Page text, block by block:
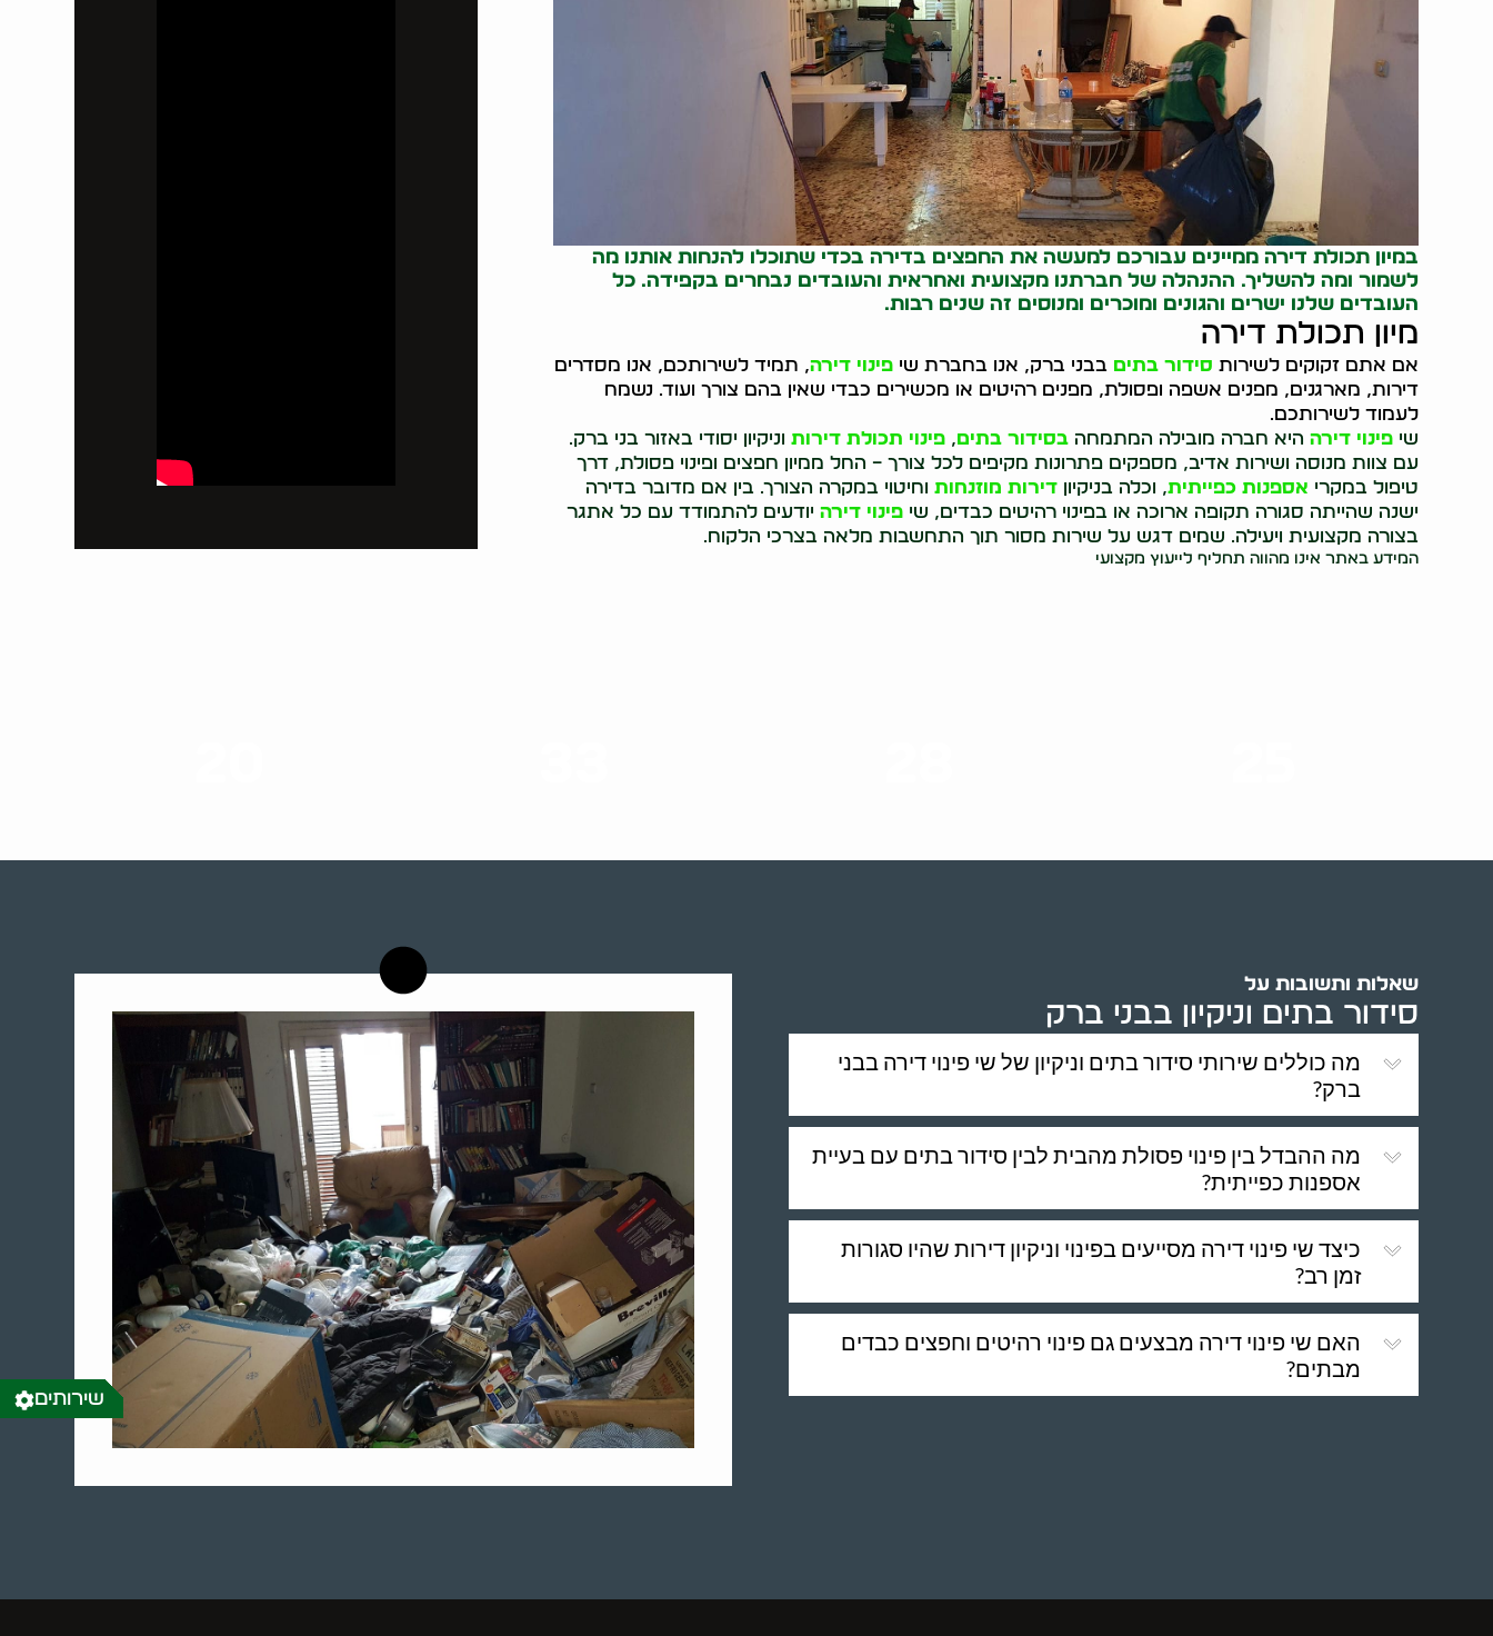
במיון תכולת דירה ממיינים עבורכם למעשה את החפצים בדירה בכדי שתוכלו להנחות אותנו מה
לשמור ומה להשליך. ההנהלה של חברתנו מקצועית ואחראית והעובדים נבחרים בקפידה. כל
העובדים שלנו ישרים והגונים ומוכרים ומנוסים זה שנים רבות.
מיון תכולת דירה
אם אתם זקוקים לשירות סידור בתים בבני ברק, אנו בחברת שיפינוי דירה, תמיד לשירותכם, אנו מסדרים
דירות, מארגנים, מפנים אשפה ופסולת, מפנים רהיטים או מכשירים כבדי שאין בהם צורך ועוד. נשמח
לעמוד לשירותכם.
שיפינוי דירה היא חברה מובילה המתמחהבסידור בתים,פינוי תכולת דירות וניקיון יסודי באזור בני ברק.
עם צוות מנוסה ושירות אדיב, מספקים פתרונות מקיפים לכל צורך – החל ממיון חפצים ופינוי פסולת, דרך
טיפול במקרי אספנות כפייתית, וכלה בניקיוןדירות מוזנחות וחיטוי במקרה הצורך. בין אם מדובר בדירה
ישנה שהייתה סגורה תקופה ארוכה או בפינוי רהיטים כבדים, שיפינוי דירה יודעים להתמודד עם כל אתגר
בצורה מקצועית ויעילה. שמים דגש על שירות מסור תוך התחשבות מלאה בצרכי הלקוח.
המידע באתר אינו מהווה תחליף לייעוץ מקצועי
שאלות ותשובות על
סידור בתים וניקיון בבני ברק
מה כוללים שירותי סידור בתים וניקיון של שי פינוי דירה בבני
ברק?
מה ההבדל בין פינוי פסולת מהבית לבין סידור בתים עם בעיית
אספנות כפייתית?
כיצד שי פינוי דירה מסייעים בפינוי וניקיון דירות שהיו סגורות
זמן רב?
האם שי פינוי דירה מבצעים גם פינוי רהיטים וחפצים כבדים
מבתים?
שירותים